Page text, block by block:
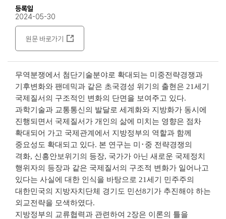
등록일
2024-05-30
원문 바로가기
무역분쟁에서 첨단기술분야로 확대되는 미중전략경쟁과
기후변화와 팬데믹과 같은 초국경성 위기의 출현은 21세기
국제질서의 구조적인 변화의 단면을 보여주고 있다.
과학기술과 교통통신의 발달로 세계화와 지방화가 동시에
진행되면서 국제질서가 개인의 삶에 미치는 영향은 점차
확대되어 가고 국제관계에서 지방정부의 역할과 함께
중요성도 확대되고 있다. 본 연구는 미･중 전략경쟁의
격화, 신흥안보위기의 등장, 국가가 아닌 새로운 국제정치
행위자의 등장과 같은 국제질서의 구조적 변화가 일어나고
있다는 사실에 대한 인식을 바탕으로 21세기 민주주의
대한민국의 지방자치단체 경기도 민선8기가 추진해야 하는
외교전략을 모색하였다.
지방정부의 교류협력과 관련하여 2장은 이론의 틀을